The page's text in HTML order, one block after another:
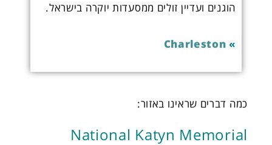
הוגנים ועדיין זולים ממסעדות יוקרה בישראל.
»
Charleston
כמה דברים שראינו באזור:
National Katyn Memorial